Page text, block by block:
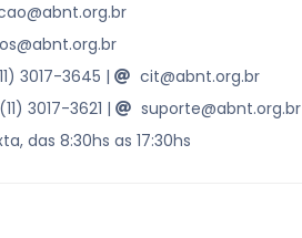
3017-3645 |
cit@abnt.org.br
(11) 3017-3621 |
suporte@abnt.org.br
das 8:30hs as 17:30hs